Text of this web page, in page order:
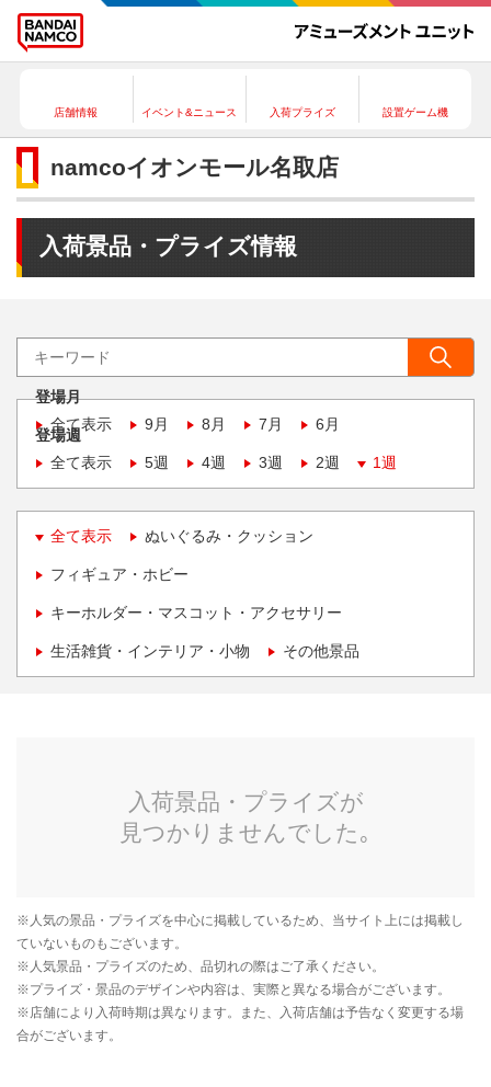
店舗情報 イベント&ニュース 入荷プライズ 設置ゲーム機
namcoイオンモール名取店
入荷景品・プライズ情報
登場月
全て表示
9月 8月 7月 6月
登場週
全て表示
5週 4週 3週 2週 1週
全て表示 ぬいぐるみ・クッション
フィギュア・ホビー
キーホルダー・マスコット・アクセサリー
生活雑貨・インテリア・小物 その他景品